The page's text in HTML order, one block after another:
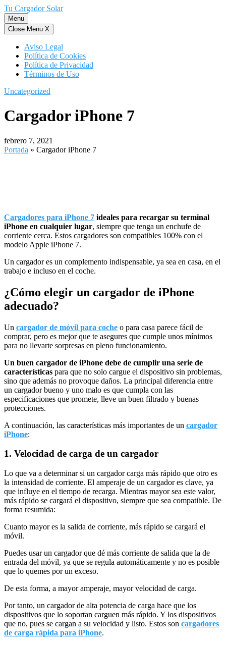
Saltar
al
contenido
Tu Cargador Solar
Menu
Close Menu X
Aviso Legal
Política de Cookies
Política de Privacidad
Términos de Uso
Uncategorized
Cargador iPhone 7
febrero 7, 2021
Portada » Cargador iPhone 7
Cargadores para iPhone 7 ideales para recargar su terminal
iPhone en cualquier lugar, siempre que tenga un enchufe de
corriente cerca. Estos cargadores son compatibles 100% con el
modelo Apple iPhone 7.
Un cargador es un complemento indispensable, ya sea en casa, en el
trabajo e incluso en el coche.
¿Cómo elegir un cargador de iPhone
adecuado?
Un cargador de móvil para coche o para casa parece fácil de
comprar, pero es mejor que te asegures que cumple unos mínimos
para no llevarte sorpresas en pleno funcionamiento.
Un buen cargador de iPhone debe de cumplir una serie de
características para que no solo cargue el dispositivo sin problemas,
sino que además no provoque daños. La principal diferencia entre
un cargador bueno y uno malo es que cumpla con las
especificaciones que promete, lleve un buen filtrado y buenas
protecciones.
A continuación, las características más importantes de un cargador
iPhone:
1. Velocidad de carga de un cargador
Lo que va a determinar si un cargador carga más rápido que otro es
la intensidad de corriente. El amperaje de un cargador es clave, ya
que influye en el tiempo de recarga. Mientras mayor sea este valor,
más rápido se cargará el dispositivo, siempre que sea compatible. De
forma resumida:
Cuanto mayor es la salida de corriente, más rápido se cargará el
móvil.
Puedes usar un cargador que dé más corriente de salida que la de
entrada del móvil, ya que se regula automáticamente y no es posible
que lo quemes por un exceso.
De esta forma, a mayor amperaje, mayor velocidad de carga.
Por tanto, un cargador de alta potencia de carga hace que los
dispositivos que lo soportan carguen más rápido. Y los dispositivos
que no, pues se cargan a su velocidad y listo. Estos son cargadores
de carga rápida para iPhone.